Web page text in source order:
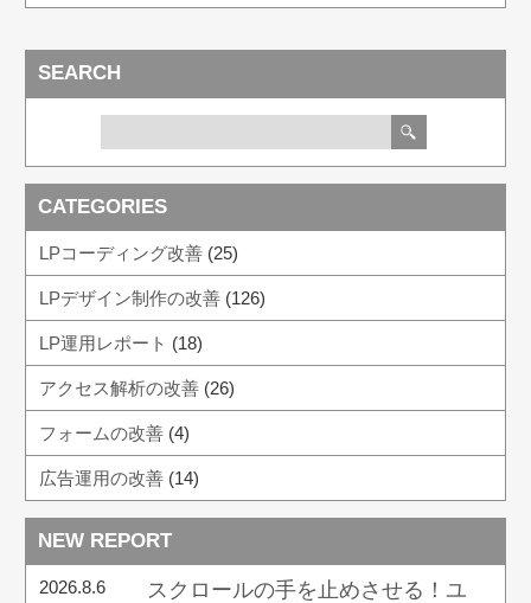
SEARCH
CATEGORIES
LPコーディング改善(25)
LPデザイン制作の改善(126)
LP運用レポート (18)
アクセス解析の改善(26)
フォームの改善(4)
広告運用の改善(14)
NEW REPORT
2026.8.6
スクロールの手を止めさせる！ユ